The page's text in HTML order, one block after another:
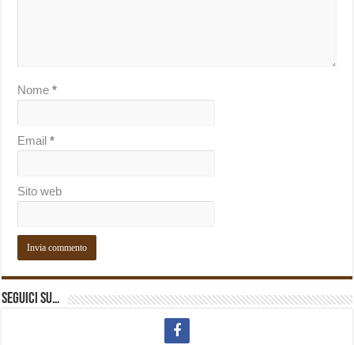
Nome*
Email*
Sito web
Seguici su…